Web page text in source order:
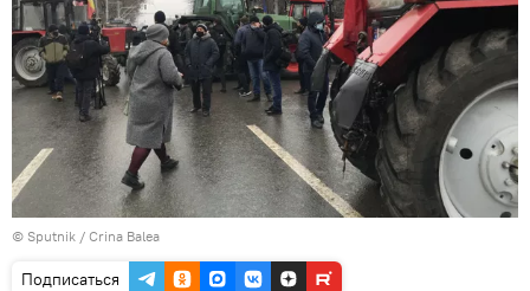
© Sputnik / Crina Balea
Подписаться